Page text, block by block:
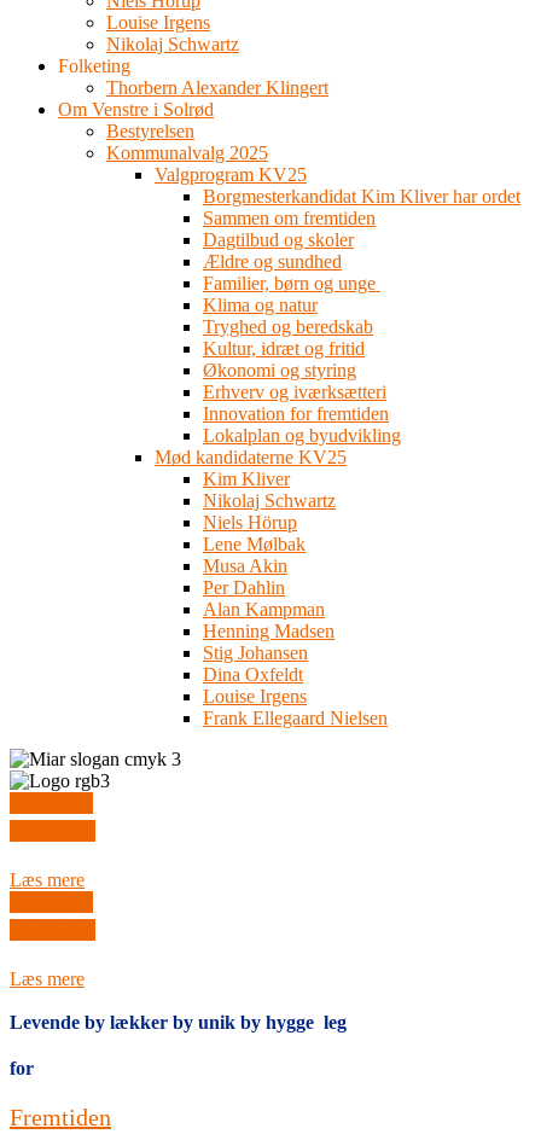
Louise Irgens
Nikolaj Schwartz
Folketing
Thorbern Alexander Klingert
Om Venstre i Solrød
Bestyrelsen
Kommunalvalg 2025
Valgprogram KV25
Borgmesterkandidat Kim Kliver har ordet
Sammen om fremtiden
Dagtilbud og skoler
Ældre og sundhed
Familier, børn og unge
Klima og natur
Tryghed og beredskab
Kultur, idræt og fritid
Økonomi og styring
Erhverv og iværksætteri
Innovation for fremtiden
Lokalplan og byudvikling
Mød kandidaterne KV25
Kim Kliver
Nikolaj Schwartz
Niels Hörup
Lene Mølbak
Musa Akin
Per Dahlin
Alan Kampman
Henning Madsen
Stig Johansen
Dina Oxfeldt
Louise Irgens
Frank Ellegaard Nielsen
Læs mere
Læs mere
Levende by lækker by unik by hygge leg
for
Fremtiden